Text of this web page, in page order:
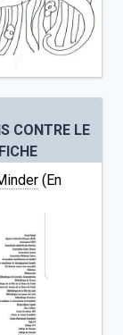
CONTRE LE
(En